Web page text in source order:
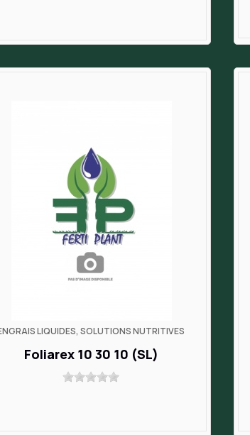
LIQUIDES, SOLUTIONS NUTRITIVES
Foliarex 10 30 10 (SL)